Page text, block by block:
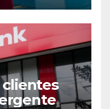
clientes